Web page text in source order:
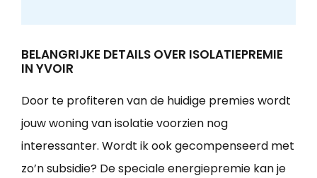
BELANGRIJKE DETAILS OVER ISOLATIEPREMIE
IN YVOIR
Door te profiteren van de huidige premies wordt
jouw woning van isolatie voorzien nog
interessanter. Wordt ik ook gecompenseerd met
zo’n subsidie? De speciale energiepremie kan je